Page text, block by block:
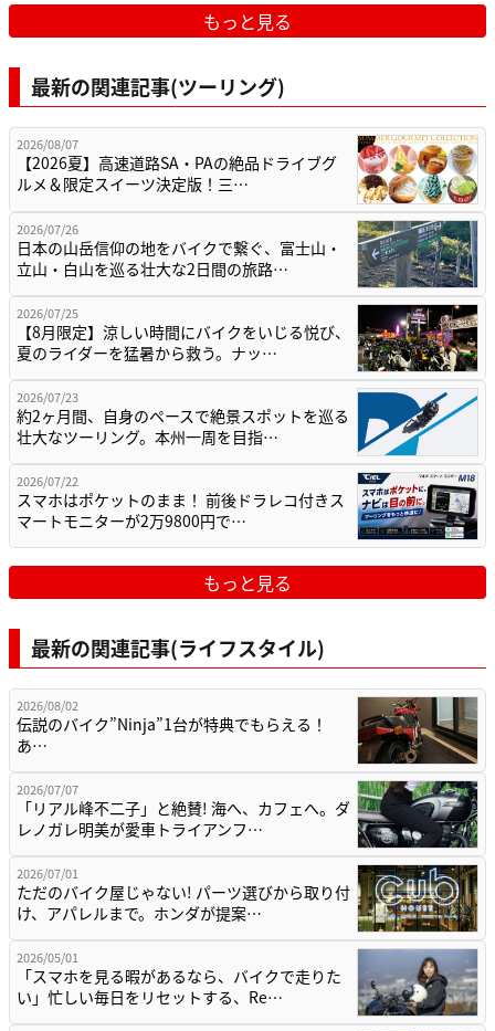
もっと見る
最新の関連記事(ツーリング)
2026/08/07
【2026夏】高速道路SA・PAの絶品ドライブグ
ルメ＆限定スイーツ決定版！三…
2026/07/26
日本の山岳信仰の地をバイクで繋ぐ、富士山・
立山・白山を巡る壮大な2日間の旅路…
2026/07/25
【8月限定】涼しい時間にバイクをいじる悦び、
夏のライダーを猛暑から救う。ナッ…
2026/07/23
約2ヶ月間、自身のペースで絶景スポットを巡る
壮大なツーリング。本州一周を目指…
2026/07/22
スマホはポケットのまま！ 前後ドラレコ付きス
マートモニターが2万9800円で…
もっと見る
最新の関連記事(ライフスタイル)
2026/08/02
伝説のバイク”Ninja”1台が特典でもらえる！
あ…
2026/07/07
「リアル峰不二子」と絶賛! 海へ、カフェへ。ダ
レノガレ明美が愛車トライアンフ…
2026/07/01
ただのバイク屋じゃない! パーツ選びから取り付
け、アパレルまで。ホンダが提案…
2026/05/01
「スマホを見る暇があるなら、バイクで走りた
い」忙しい毎日をリセットする、Re…